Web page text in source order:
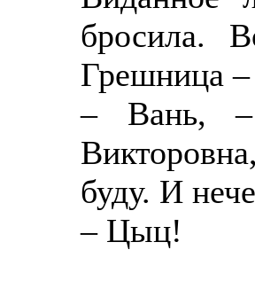
бросила.
Грешница
– Вань, –
буду. И
– Цыц!